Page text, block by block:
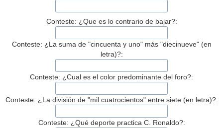
Conteste: ¿Que es lo contrario de bajar?:
Conteste: ¿La suma de "cincuenta y uno" más "diecinueve" (en
letra)?:
Conteste: ¿Cual es el color predominante del foro?:
Conteste: ¿La división de "mil cuatrocientos" entre siete (en letra)?:
Conteste: ¿Qué deporte practica C. Ronaldo?: